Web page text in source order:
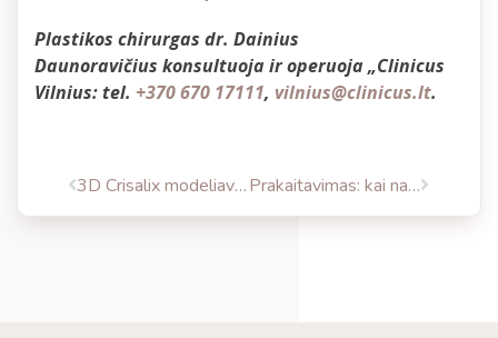
Plastikos chirurgas dr. Dainius
Daunoravičius konsultuoja ir operuoja „Clinicus
Vilnius: tel. +370 670 17111, vilnius@clinicus.lt.
3D Crisalix modeliavimas: ką reikia žinoti prieš plastinę operaciją Prakaitavimas: kai natūrali organizmo reakcija apkartina gyvenimą